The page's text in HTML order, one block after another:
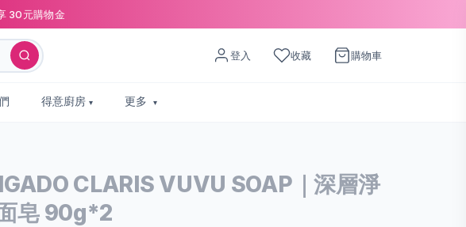
30元購物金
登入 收藏 購物車
得意廚房 更多
CLARIS VUVU SOAP｜深層淨
皂 90g*2